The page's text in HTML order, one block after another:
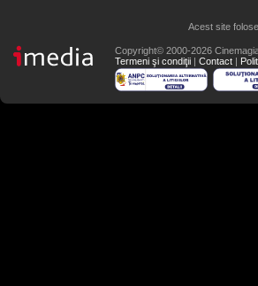
Acest site
Copyright© 2000-2026
Termeni şi condiţii | Contact |